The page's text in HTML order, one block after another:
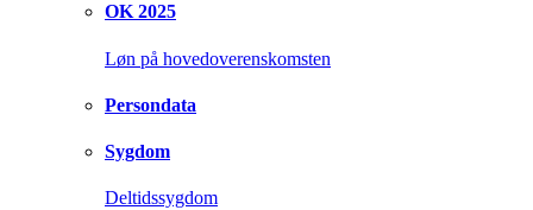
OK 2025
Løn på hovedoverenskomsten
Persondata
Sygdom
Deltidssygdom